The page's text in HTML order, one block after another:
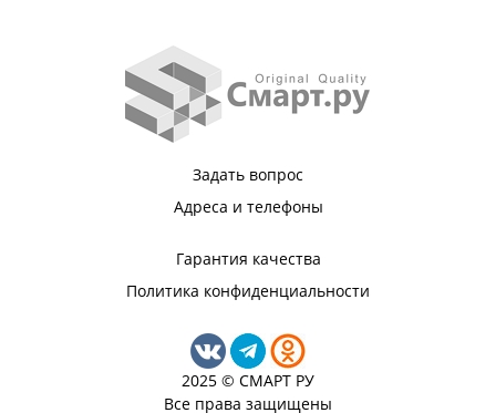
Задать вопрос
Адреса и телефоны
Гарантия качества
Политика конфиденциальности
2025 © СМАРТ РУ
Все права защищены